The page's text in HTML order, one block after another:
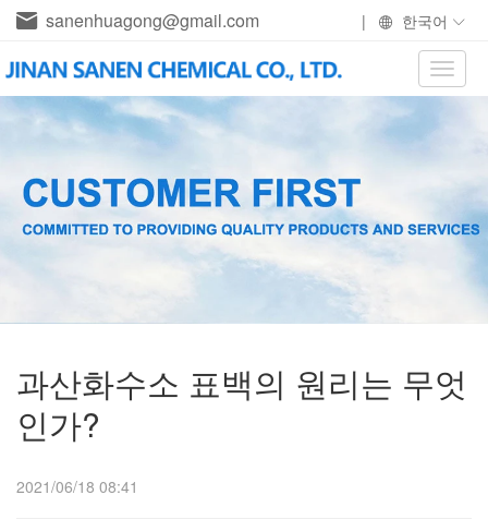
sanenhuagong@gmail.com | 한국어
Toggle
과산화수소 표백의 원리는 무엇
인가?
2021/06/18 08:41